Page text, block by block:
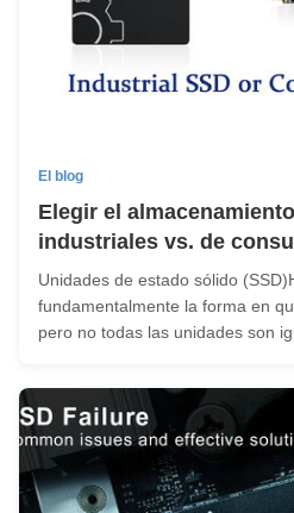
El blog
Elegir el
industriales vs. de
Unidades de estado sólido
fundamentalmente la forma en
pero no todas las unidades son
categorías: industrial y de
almacenan datos, están
completame...